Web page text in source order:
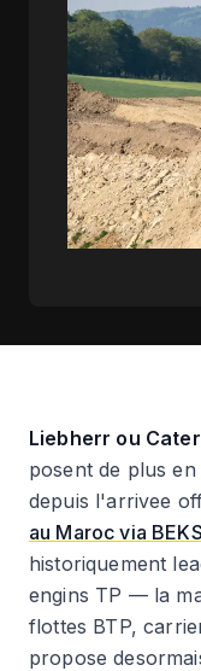
Liebherr ou
posent de plus
depuis l'arrivee
au Maroc via BEKS
historiquement
engins TP — la
flottes BTP,
propose